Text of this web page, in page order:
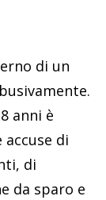
di un
anni è
di
di
da sparo e